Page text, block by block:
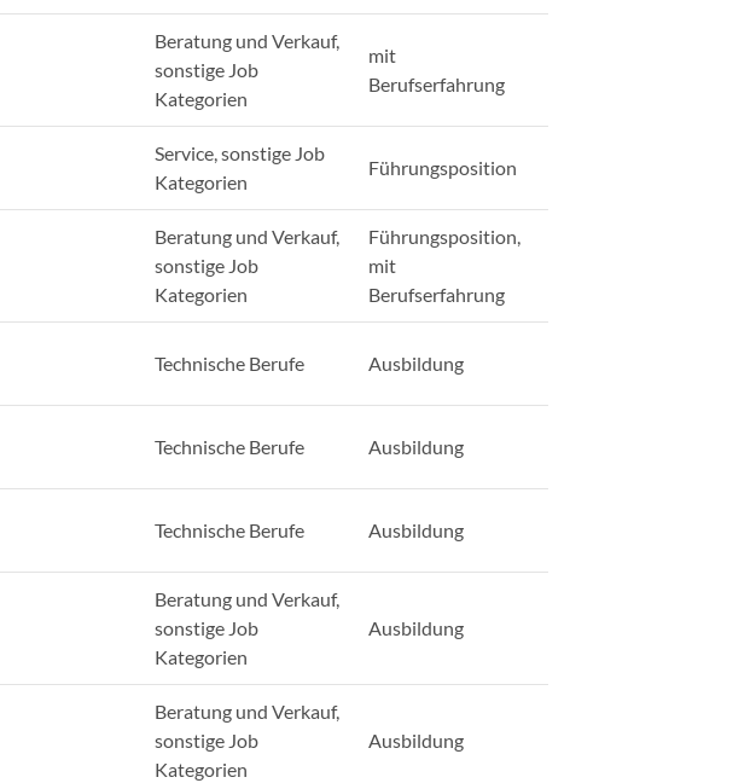
Beratung und Verkauf,
sonstige Job
Kategorien
mit
Berufserfahrung
Service, sonstige Job
Kategorien
Führungsposition
Beratung und Verkauf,
sonstige Job
Kategorien
Führungsposition,
mit
Berufserfahrung
Technische Berufe Ausbildung
Technische Berufe Ausbildung
Technische Berufe Ausbildung
Beratung und Verkauf,
sonstige Job
Kategorien
Ausbildung
Beratung und Verkauf,
sonstige Job
Kategorien
Ausbildung